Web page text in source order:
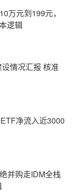
万元到199元，
逻辑
情况汇报 核准
净流入近3000
并购走IDM全栈